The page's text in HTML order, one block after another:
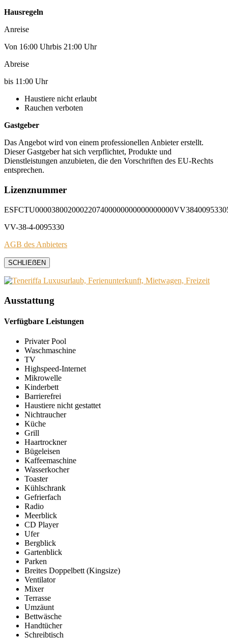
Hausregeln
Anreise
Von 16:00 Uhrbis 21:00 Uhr
Abreise
bis 11:00 Uhr
Haustiere nicht erlaubt
Rauchen verboten
Gastgeber
Das Angebot wird von einem professionellen Anbieter erstellt.
Dieser Gastgeber hat sich verpflichtet, Produkte und
Dienstleistungen anzubieten, die den Vorschriften des EU-Rechts
entsprechen.
Lizenznummer
VV-38-4-0095330
AGB des Anbieters
SCHLIEẞEN
Ausstattung
Verfügbare Leistungen
Privater Pool
Waschmaschine
TV
Highspeed-Internet
Mikrowelle
Kinderbett
Barrierefrei
Haustiere nicht gestattet
Nichtraucher
Küche
Grill
Haartrockner
Bügeleisen
Kaffeemaschine
Wasserkocher
Toaster
Kühlschrank
Gefrierfach
Radio
Meerblick
CD Player
Ufer
Bergblick
Gartenblick
Parken
Breites Doppelbett (Kingsize)
Ventilator
Mixer
Terrasse
Umzäunt
Bettwäsche
Handtücher
Schreibtisch